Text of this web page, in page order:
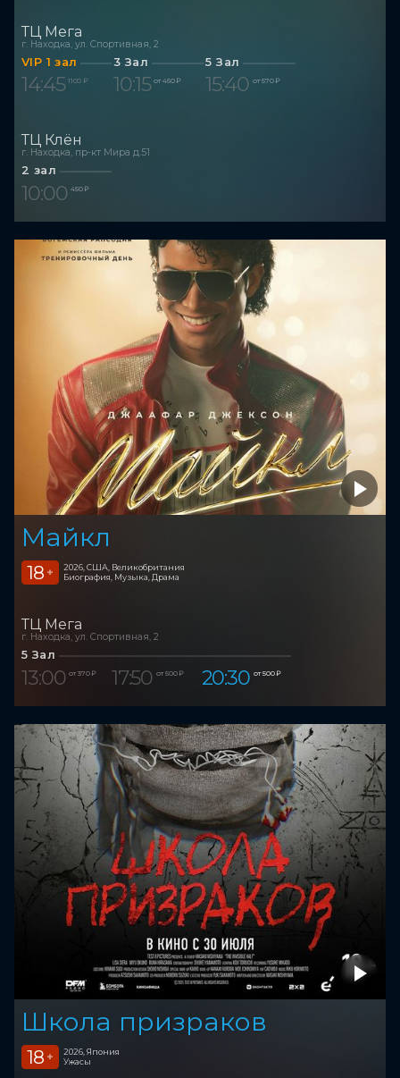
ТЦ Мега
г. Находка, ул. Спортивная, 2
VIP 1 зал
14:45 1 100 ₽
3 Зал
10:15 от 450 ₽
5 Зал
15:40 от 570 ₽
ТЦ Клён
г. Находка, пр-кт Мира д.51
2 зал
10:00 450 ₽
Майкл
18 +
2026, США, Великобритания
Биография, Музыка, Драма
ТЦ Мега
г. Находка, ул. Спортивная, 2
5 Зал
13:00 от 370 ₽ 17:50 от 500 ₽ 20:30 от 500 ₽
Школа призраков
18 +
2026, Япония
Ужасы